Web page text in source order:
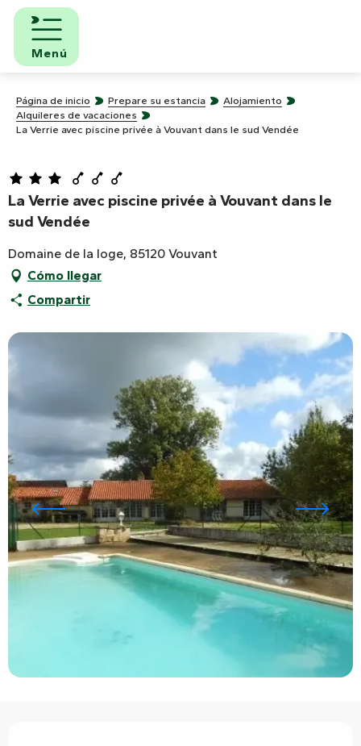
Aller
contenu
principal
Menú
Página de inicio Prepare su estancia
Alojamiento
Alquileres de vacaciones
La Verrie avec piscine privée à Vouvant dans le sud Vendée
La Verrie avec piscine privée à Vouvant dans le
sud Vendée
Domaine de la loge, 85120 Vouvant
Cómo llegar
Compartir